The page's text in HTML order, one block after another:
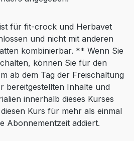
dem Futter beifügen. Bei
1 halber TL entspricht
für fit-crock und Herbavet
und nicht mit anderen
kombinierbar. ** Wenn Sie
können Sie für den
ab dem Tag der Freischaltung
bereitgestellten Inhalte und
innerhalb dieses Kurses
Kurs für mehr als einmal
Abonnementzeit addiert.